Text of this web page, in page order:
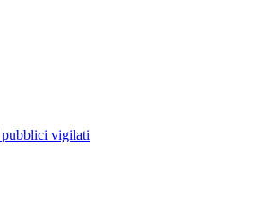
vigilati